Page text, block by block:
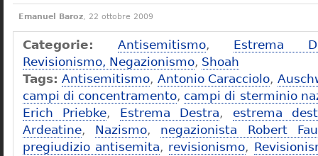
Emanuel Baroz, 22 ottobre 2009
Categorie: Antisemitismo, Estrema
Revisionismo, Negazionismo, Shoah
Tags: Antisemitismo, Antonio Caracciolo,
campi di concentramento, campi di sterminio
Erich Priebke, Estrema Destra, estrema
Ardeatine, Nazismo, negazionista Robert
pregiudizio antisemita, revisionismo,